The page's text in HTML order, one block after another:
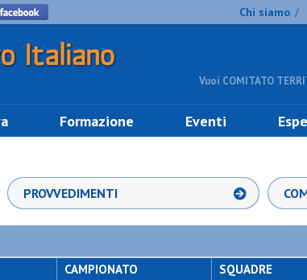
Chi siamo /
Vuoi COMITATO
Formazione Eventi
PROVVEDIMENTI
CAMPIONATO SQUADRE